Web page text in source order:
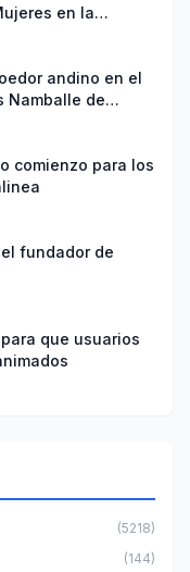
en la
andino en el
Namballe de
comienzo para los
fundador de
que usuarios
(5218)
(144)